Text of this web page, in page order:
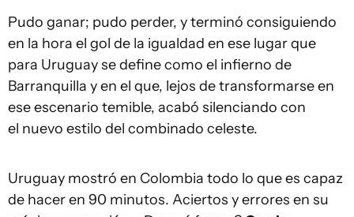
Pudo ganar; pudo perder, y terminó consiguiendo
en la hora el gol de la igualdad en ese lugar que
para Uruguay se define como el infierno de
Barranquilla y en el que, lejos de transformarse en
ese escenario temible, acabó silenciando con
el nuevo estilo del combinado celeste.
Uruguay mostró en Colombia todo lo que es capaz
de hacer en 90 minutos. Aciertos y errores en su